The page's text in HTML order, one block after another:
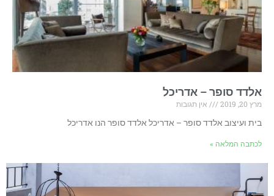
אלדד סופר – אדריכל
מרץ 20, 2019
אין תגובות
בית ועיצוב אלדד סופר – אדריכל אלדד סופר הנו אדריכל
לכתבה המלאה »